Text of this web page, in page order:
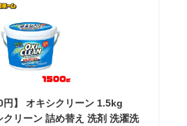
円】 オキシクリーン 1.5kg
リーン 詰め替え 洗剤 洗濯洗